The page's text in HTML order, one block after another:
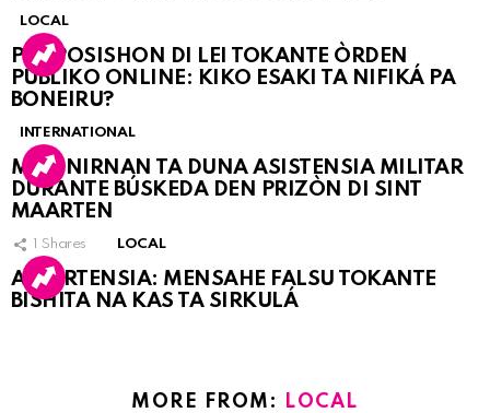
LOCAL
PROPOSISHON DI LEI TOKANTE ÒRDEN
PÚBLIKO ONLINE: KIKO ESAKI TA NIFIKÁ PA
BONEIRU?
INTERNATIONAL
MARINIRNAN TA DUNA ASISTENSIA MILITAR
DURANTE BÚSKEDA DEN PRIZÒN DI SINT
MAARTEN
1 Shares LOCAL
ATVERTENSIA: MENSAHE FALSU TOKANTE
BISHITA NA KAS TA SIRKULÁ
MORE FROM: LOCAL